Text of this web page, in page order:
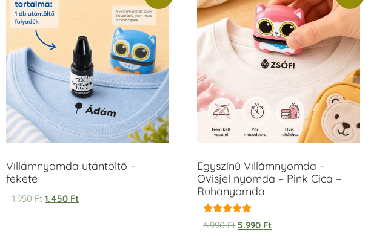
Villámnyomda utántöltő –
fekete
1.950Ft 1.450 Ft
Egyszínű Villámnyomda –
Ovisjel nyomda – Pink Cica –
Ruhanyomda
Értékelés:
5.00
6.990Ft 5.990 Ft